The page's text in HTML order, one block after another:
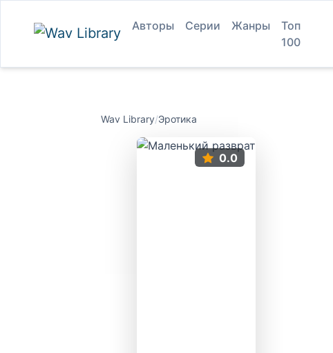
Авторы Серии Жанры
Топ
100
Wav Library/Эротика
0.0